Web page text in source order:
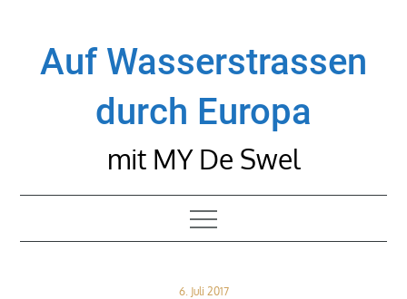
contentAuf Wasserstrassen
durch Europa
mit MY De Swel
Posted
6. Juli 2017